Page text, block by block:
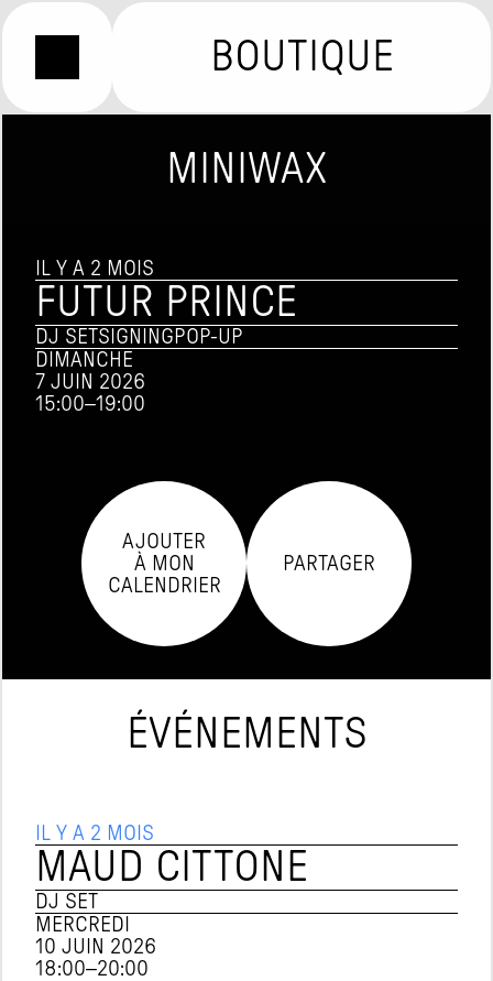
BOUTIQUE
MINIWAX
IL Y A 2 MOIS
FUTUR PRINCE
DJ SETSIGNING POP-UP
DIMANCHE
7 JUIN 2026
15:00–19:00
ÉVÉNEMENTS
IL Y A 2 MOIS
MAUD CITTONE
DJ SET
MERCREDI
10 JUIN 2026
18:00–20:00
AJOUTER
À MON
CALENDRIER
PARTAGER